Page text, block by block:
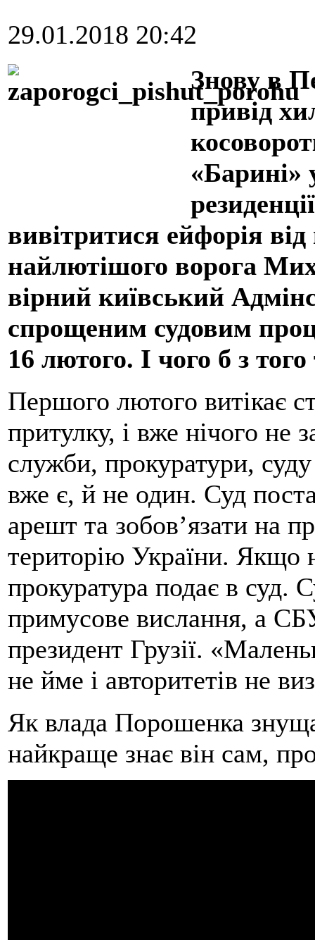
29.01.2018 20:42
Знову в
привід
«Барині»
вивітритися ейфорія
найлютішого ворога
вірний київський
спрощеним судовим
16 лютого. І чого б з
Першого лютого витікає
притулку, і вже нічого не
служби, прокуратури,
вже є, й не один. Суд
арешт та зобов’язати на
територію України. Якщо
прокуратура подає в суд.
примусове вислання, а
президент Грузії.
не йме і авторитетів не
Як влада Порошенка
найкраще знає він сам,